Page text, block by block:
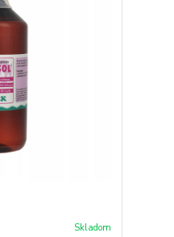
Skladom